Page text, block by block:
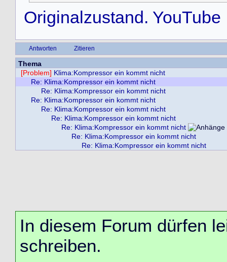
Originalzustand. YouTube
Antworten Zitieren
Thema
[Problem] Klima:Kompressor ein kommt nicht
Re: Klima:Kompressor ein kommt nicht
Re: Klima:Kompressor ein kommt nicht
Re: Klima:Kompressor ein kommt nicht
Re: Klima:Kompressor ein kommt nicht
Re: Klima:Kompressor ein kommt nicht
Re: Klima:Kompressor ein kommt nicht
Re: Klima:Kompressor ein kommt nicht
Re: Klima:Kompressor ein kommt nicht
In diesem Forum dürfen
schreiben.